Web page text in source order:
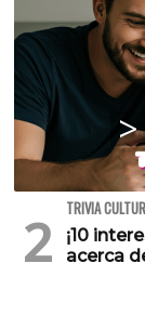
TRIVIA
¡10
acerca